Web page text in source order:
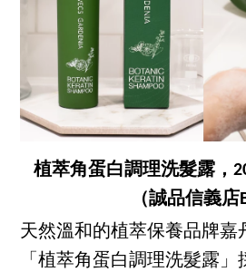
植萃角蛋白調理洗髮露，
（誠品信義店
天然溫和的植萃保養品牌嘉
「植萃角蛋白調理洗髮露